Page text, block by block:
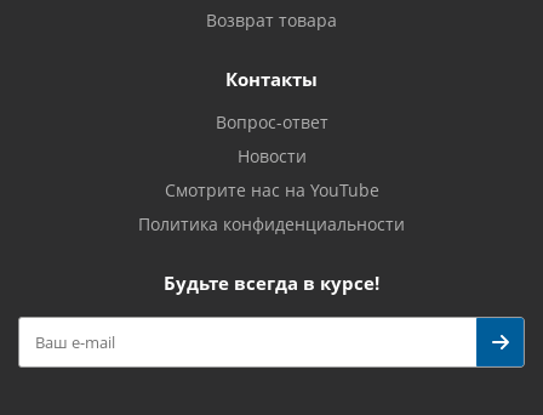
Возврат товара
Контакты
Вопрос-ответ
Новости
Смотрите нас на YouTube
Политика конфиденциальности
Будьте всегда в курсе!